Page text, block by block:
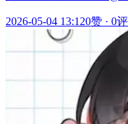
2026-05-04 13:120赞 · 0